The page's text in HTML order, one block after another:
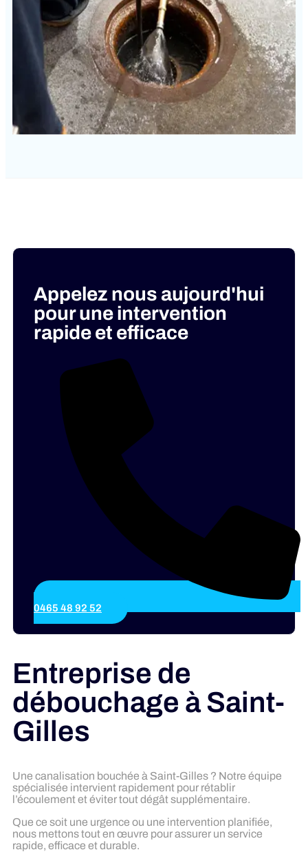
Appelez nous aujourd'hui
pour une intervention
rapide et efficace
0465 48 92 52
Entreprise de
débouchage à Saint-
Gilles
Une canalisation bouchée à Saint-Gilles ? Notre équipe
spécialisée intervient rapidement pour rétablir
l’écoulement et éviter tout dégât supplémentaire.
Que ce soit une urgence ou une intervention planifiée,
nous mettons tout en œuvre pour assurer un service
rapide, efficace et durable.